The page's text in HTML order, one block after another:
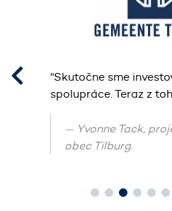
"Skutočne sme
spolupráce. Teraz z
Yvonne Tack,
obec Tilburg.